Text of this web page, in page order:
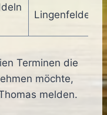
Lingenfelder
Terminen die
möchte,
melden.